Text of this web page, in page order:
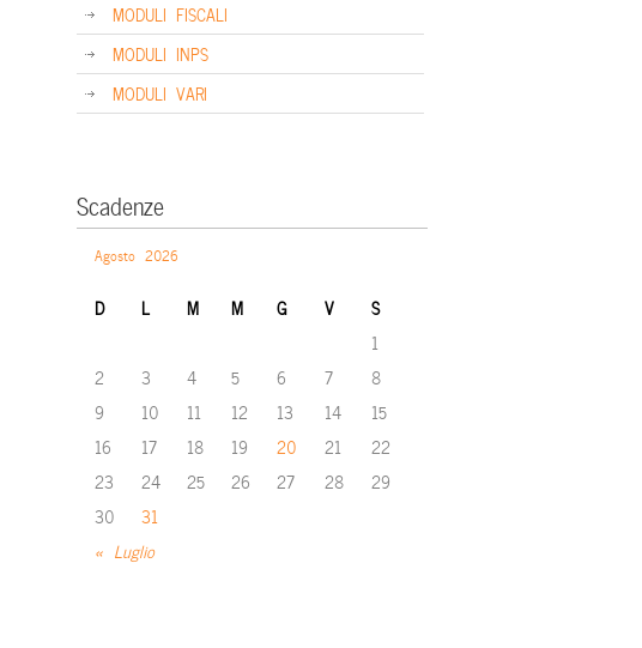
MODULI FISCALI
MODULI INPS
MODULI VARI
Scadenze
Agosto 2026
D L M M G V S
« Luglio
1
2
3 4 5 6 7
8
9
10 11 12 13 14
15
16
17 18 19 20 21
22
23
24 25 26 27 28
29
30
31